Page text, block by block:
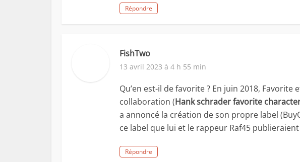
Répondre
FishTwo
13 avril 2023 à 4 h 55 min
Qu’en est-il de favorite ? En juin 2018,
collaboration (Hank schrader favorite
a annoncé la création de son propre label
ce label que lui et le rappeur Raf45
Répondre